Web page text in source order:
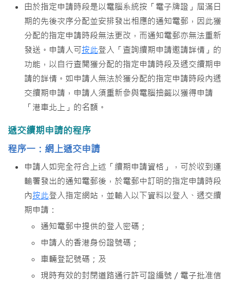
由於指定申請時段是以電腦系統按「電子牌證」屆滿日
期的先後次序分配並安排發出相應的通知電郵，因此獲
分配的指定申請時段無法更改，而通知電郵亦無法重新
發送。申請人可按此登入「查詢續期申請邀請詳情」的
功能，以自行查閲獲分配的指定申請時段及遞交續期申
請的詳情。如申請人無法於獲分配的指定申請時段內遞
交續期申請，申請人須重新參與電腦抽籤以獲得申請
「港車北上」的名額。
遞交續期申請的程序
程序一：網上遞交申請
申請人如完全符合上述「續期申請資格」，可於收到運
輸署發出的通知電郵後，於電郵中訂明的指定申請時段
內按此登入指定網站，並輸入以下資料以登入、遞交續
期申請：
通知電郵中提供的登入密碼；
申請人的香港身份證號碼；
車輛登記號碼；及
現時有效的封閉道路通行許可證編號／電子批准信